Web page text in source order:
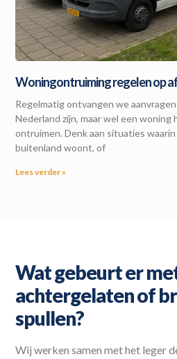
Woningontruiming regelen op
Regelmatig ontvangen we
Nederland zijn, maar wel een woning
ontruimen. Denk aan situaties
buitenland woont, of
Lees verder »
Wat gebeurt er
achtergelaten of
spullen?
Wij werken samen met het leger